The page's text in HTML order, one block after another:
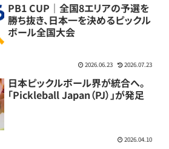
PB1 CUP｜全国8エリアの予選を
勝ち抜き、日本一を決めるピックル
ボール全国大会
2026.06.23 2026.07.23
日本ピックルボール界が統合へ。
「Pickleball Japan（PJ）」が発足
2026.04.10